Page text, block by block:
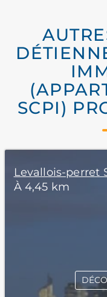
SCPI)
Levallois-perret
À 4,45 km